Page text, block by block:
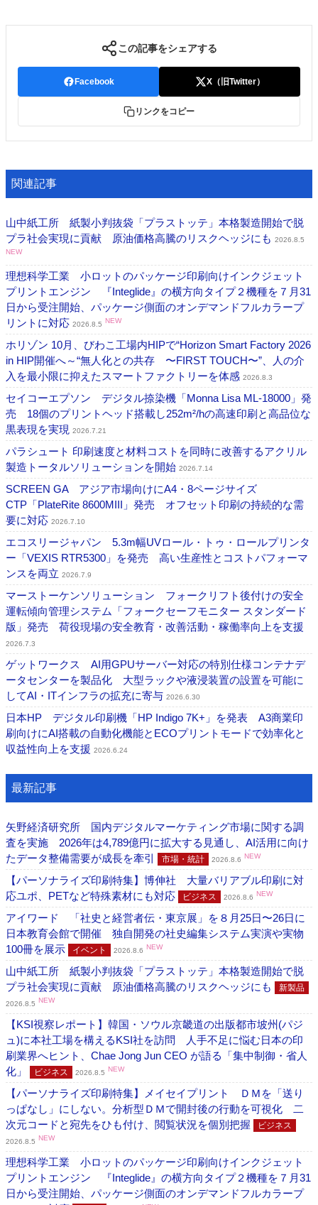
この記事をシェアする
Facebook X（旧Twitter）
リンクをコピー
関連記事
山中紙工所 紙製小判抜袋「プラストッテ」本格製造開始で脱
プラ社会実現に貢献 原油価格高騰のリスクヘッジにも 2026.8.5
NEW
理想科学工業 小ロットのパッケージ印刷向けインクジェット
プリントエンジン 『Integlide』の横方向タイプ２機種を７月31
日から受注開始、パッケージ側面のオンデマンドフルカラープ
リントに対応 2026.8.5 NEW
ホリゾン 10月、びわこ工場内HIPで“Horizon Smart Factory 2026
in HIP開催へ～“無人化との共存 〜FIRST TOUCH〜”、人の介
入を最小限に抑えたスマートファクトリーを体感 2026.8.3
セイコーエプソン デジタル捺染機「Monna Lisa ML-18000」発
売 18個のプリントヘッド搭載し252m²/hの高速印刷と高品位な
黒表現を実現 2026.7.21
パラシュート 印刷速度と材料コストを同時に改善するアクリル
製造トータルソリューションを開始 2026.7.14
SCREEN GA アジア市場向けにA4・8ページサイズ
CTP「PlateRite 8600MIII」発売 オフセット印刷の持続的な需
要に対応 2026.7.10
エコスリージャパン 5.3m幅UVロール・トゥ・ロールプリンタ
ー「VEXIS RTR5300」を発売 高い生産性とコストパフォーマ
ンスを両立 2026.7.9
マーストーケンソリューション フォークリフト後付けの安全
運転傾向管理システム「フォークセーフモニター スタンダード
版」発売 荷役現場の安全教育・改善活動・稼働率向上を支援
2026.7.3
ゲットワークス AI用GPUサーバー対応の特別仕様コンテナデ
ータセンターを製品化 大型ラックや液浸装置の設置を可能に
してAI・ITインフラの拡充に寄与 2026.6.30
日本HP デジタル印刷機「HP Indigo 7K+」を発表 A3商業印
刷向けにAI搭載の自動化機能とECOプリントモードで効率化と
収益性向上を支援 2026.6.24
最新記事
矢野経済研究所 国内デジタルマーケティング市場に関する調
査を実施 2026年は4,789億円に拡大する見通し、AI活用に向け
たデータ整備需要が成長を牽引
市場・統計 2026.8.6 NEW
【パーソナライズ印刷特集】博伸社 大量バリアブル印刷に対
応ユポ、PETなど特殊素材にも対応
ビジネス 2026.8.6 NEW
アイワード 「社史と経営者伝・東京展」を８月25日〜26日に
日本教育会館で開催 独自開発の社史編集システム実演や実物
100冊を展示
イベント 2026.8.6 NEW
山中紙工所 紙製小判抜袋「プラストッテ」本格製造開始で脱
プラ社会実現に貢献 原油価格高騰のリスクヘッジにも
新製品
2026.8.5 NEW
【KSI視察レポート】韓国・ソウル京畿道の出版都市坡州(パジ
ュ)に本社工場を構えるKSI社を訪問 人手不足に悩む日本の印
刷業界へヒント、Chae Jong Jun CEO が語る「集中制御・省人
化」
ビジネス 2026.8.5 NEW
【パーソナライズ印刷特集】メイセイプリント ＤＭを「送り
っぱなし」にしない。分析型ＤＭで開封後の行動を可視化 二
次元コードと宛先をひも付け、閲覧状況を個別把握
ビジネス
2026.8.5 NEW
理想科学工業 小ロットのパッケージ印刷向けインクジェット
プリントエンジン 『Integlide』の横方向タイプ２機種を７月31
日から受注開始、パッケージ側面のオンデマンドフルカラープ